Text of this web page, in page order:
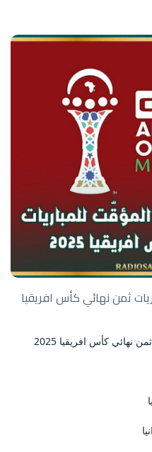
ثمن نهائي كأس افريقيا
نهائي كأس افريقيا 2025